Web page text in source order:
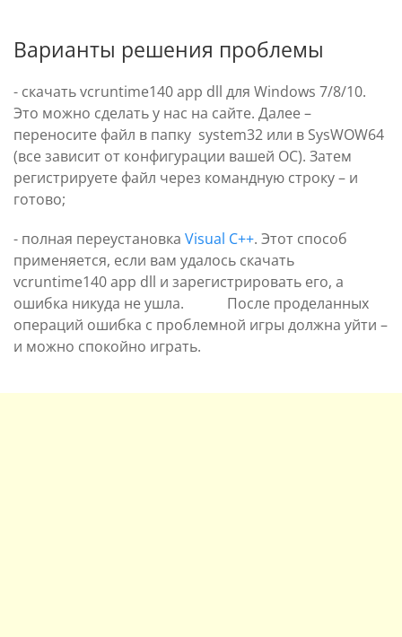
Варианты решения проблемы
- скачать vcruntime140 app dll для Windows 7/8/10.
Это можно сделать у нас на сайте. Далее –
переносите файл в папку system32 или в SysWOW64
(все зависит от конфигурации вашей ОС). Затем
регистрируете файл через командную строку – и
готово;
- полная переустановка Visual C++. Этот способ
применяется, если вам удалось скачать
vcruntime140 app dll и зарегистрировать его, а
ошибка никуда не ушла. После проделанных
операций ошибка с проблемной игры должна уйти –
и можно спокойно играть.